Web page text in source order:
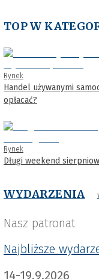
TOP W
Rynek
Handel używanymi
opłacać?
Rynek
Długi weekend
WYDARZENIA
Nasz patronat
Najbliższe
14-19.9.2026